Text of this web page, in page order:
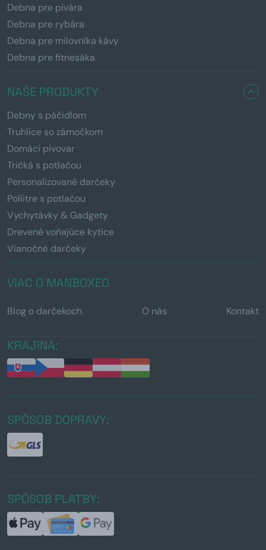
Debna pre pivára
Debna pre rybára
Debna pre milovníka kávy
Debna pre fitnesáka
NAŠE PRODUKTY
Debny s páčidlom
Truhlice so zámočkom
Domáci pivovar
Tričká s potlačou
Personalizované darčeky
Pollitre s potlačou
Vychytávky & Gadgety
Drevené voňajúce kytice
Vianočné darčeky
VIAC O MANBOXEO
Blog o darčekoch O nás Kontakt
KRAJINA:
SPÔSOB DOPRAVY:
SPÔSOB PLATBY: